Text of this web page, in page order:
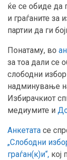
ќе се обиде да
и граѓаните за
партии да ги
Понатаму, во
за тоа дали се
слободни
надминување
Избирачкиот
медиумите и
Анкетата се
„Слободни
граѓан(к)и“, кој